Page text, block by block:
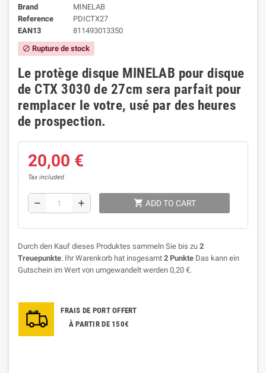
Brand
MINELAB
Reference
PDICTX27
EAN13
811493013350
block Rupture de stock
Le protège disque MINELAB pour disque
de CTX 3030 de 27cm sera parfait pour
remplacer le votre, usé par des heures
de prospection.
20,00 €
Tax included
remove add shopping_cart ADD TO CART
Durch den Kauf dieses Produktes sammeln Sie bis zu 2
Treuepunkte. Ihr Warenkorb hat insgesamt 2 Punkte Das kann ein
Gutschein im Wert von umgewandelt werden 0,20 €.
FRAIS DE PORT OFFERT
À PARTIR DE 150€